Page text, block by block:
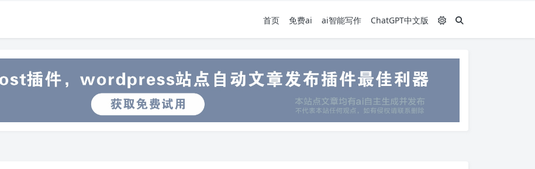
首页 免费ai ai智能写作 ChatGPT中文版